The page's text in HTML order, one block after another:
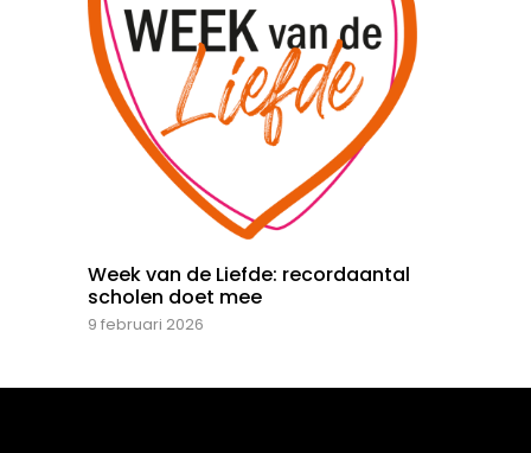
Week van de Liefde: recordaantal
scholen doet mee
9 februari 2026